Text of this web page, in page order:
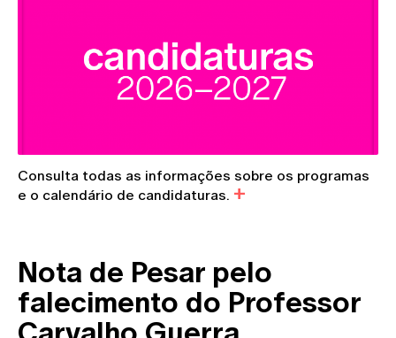
Consulta todas as informações sobre os programas
e o calendário de candidaturas.
Nota de Pesar pelo
falecimento do Professor